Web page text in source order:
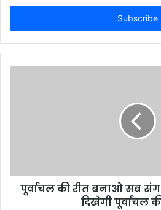
Email
पूर्वांचल की रीत बनाओ सब संग
दिखेगी पूर्वांचल